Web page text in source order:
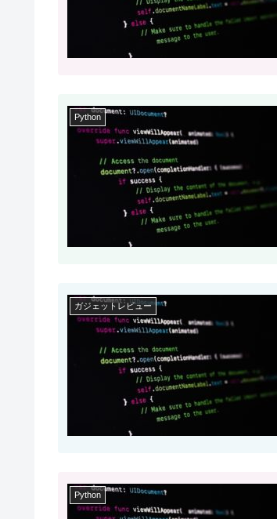
Python
ガジェットレビュー
Python